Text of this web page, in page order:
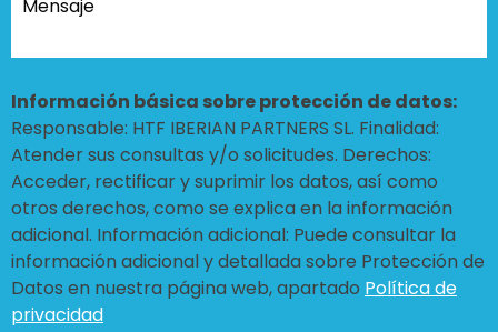
Información básica sobre protección de datos:
Responsable: HTF IBERIAN PARTNERS SL. Finalidad:
Atender sus consultas y/o solicitudes. Derechos:
Acceder, rectificar y suprimir los datos, así como
otros derechos, como se explica en la información
adicional. Información adicional: Puede consultar la
información adicional y detallada sobre Protección de
Datos en nuestra página web, apartado Política de
privacidad